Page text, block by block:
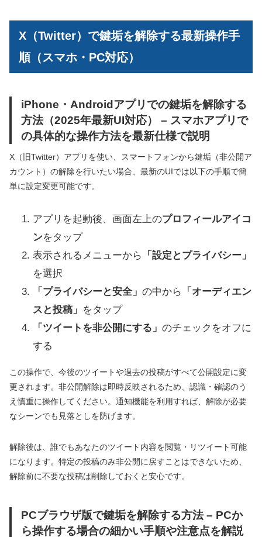
X（Twitter）で鍵垢を解除する最新操作手
順（スマホ・PC対応）
iPhone・Androidアプリでの鍵垢を解除する
方法（2025年最新UI対応） – スマホアプリで
の具体的な操作方法を最新仕様で説明
X（旧Twitter）アプリを使い、スマートフォンから鍵垢（非公開ア
カウント）の解除を行いたい場合、最新のUIでは以下の手順で簡
単に設定変更可能です。
アプリを起動後、画面左上のプロフィールアイコ
ンをタップ
表示されるメニューから
「設定とプライバシー」
を選択
「プライバシーと安全」 の中から
「オーディエン
スと投稿」 をタップ
「ツイートを非公開にする」 のチェックをオフに
する
この操作で、今後のツイートや過去の投稿がすべて公開設定に変
更されます。非公開解除は即時反映されるため、認識・確認のう
え慎重に操作してください。通知機能を利用すれば、解除が必要
なシーンでも見落としを防げます。
解除後は、誰でもあなたのツイート内容を閲覧・リツイート可能
になります。特定の投稿のみ非公開に戻すことはできないため、
解除前に不要な投稿は削除しておくと安心です。
PCブラウザ版で鍵垢を解除する方法 – PCか
ら操作する場合の細かい手順や注意点を解説